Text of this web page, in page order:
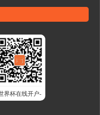
界杯在线开户-